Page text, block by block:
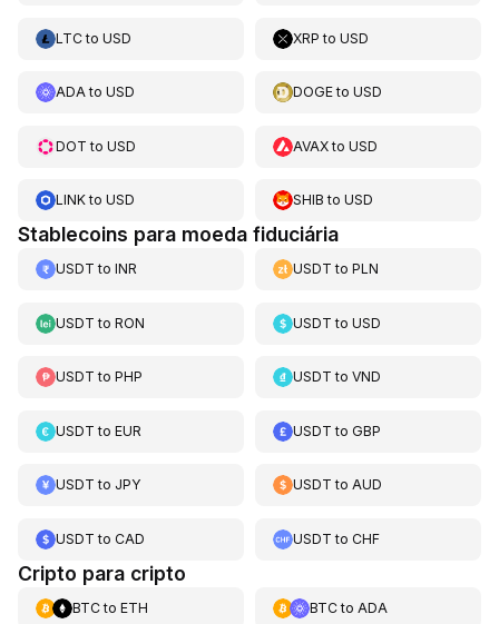
LTCto USD XRP toUSD
ADAto USD DOGEtoUSD
DOT to USD AVAXtoUSD
LINKto USD SHIB toUSD
Stablecoins para moeda fiduciária
USDT to INR USDT toPLN
USDT to RON USDT toUSD
USDT to PHP USDT toVND
USDT to EUR USDT toGBP
USDT to JPY USDT toAUD
USDT to CAD USDT toCHF
Cripto para cripto
BTCto ETH BTCto ADA